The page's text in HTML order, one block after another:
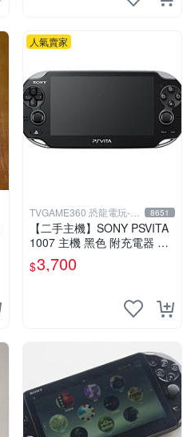
人氣賣家
TVGAME360 恐龍電玩-台
中店
8651
【二手主機】SONY PSVITA
1007 主機 黑色 附充電器 US
B傳輸線 PS VITA PSV【台中
恐龍電玩】
$3,700